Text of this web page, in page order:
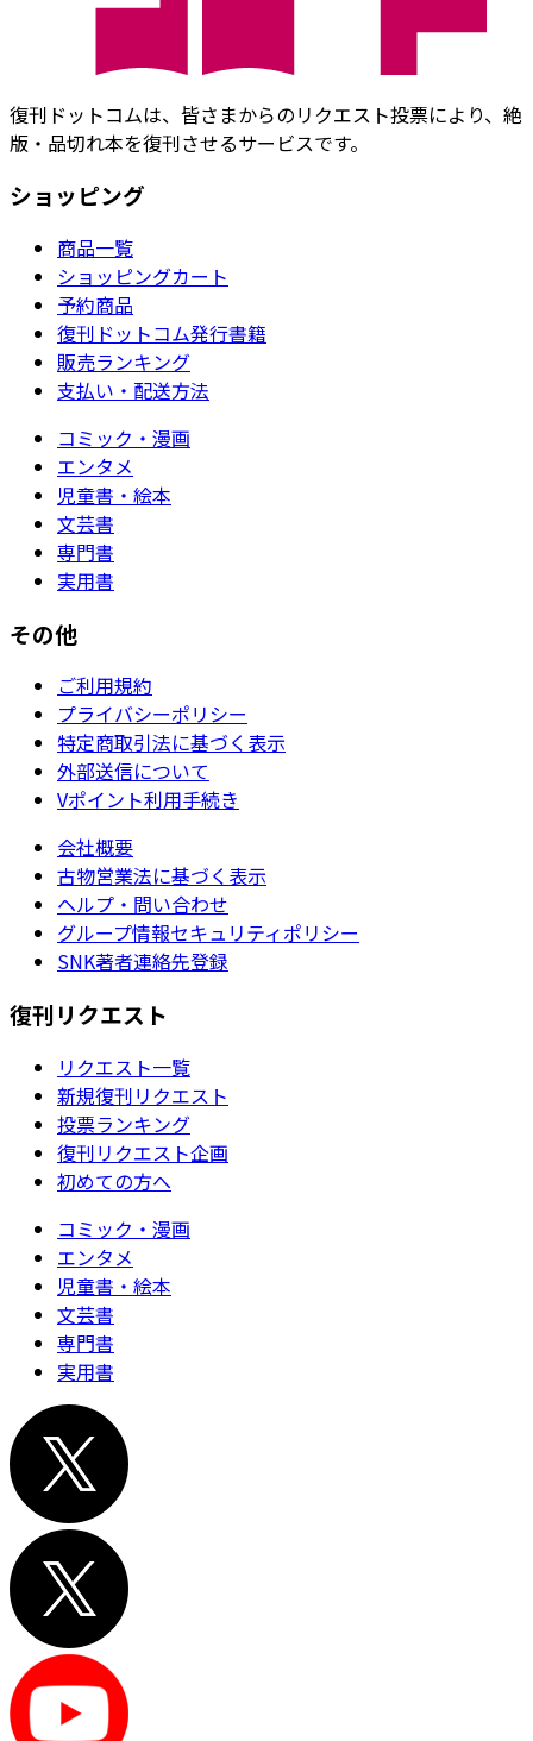
復刊ドットコムは、皆さまからのリクエスト投票により、絶
版・品切れ本を復刊させるサービスです。
ショッピング
商品一覧
ショッピングカート
予約商品
復刊ドットコム発行書籍
販売ランキング
支払い・配送方法
コミック・漫画
エンタメ
児童書・絵本
文芸書
専門書
実用書
その他
ご利用規約
プライバシーポリシー
特定商取引法に基づく表示
外部送信について
Vポイント利用手続き
会社概要
古物営業法に基づく表示
ヘルプ・問い合わせ
グループ情報セキュリティポリシー
SNK著者連絡先登録
復刊リクエスト
リクエスト一覧
新規復刊リクエスト
投票ランキング
復刊リクエスト企画
初めての方へ
コミック・漫画
エンタメ
児童書・絵本
文芸書
専門書
実用書